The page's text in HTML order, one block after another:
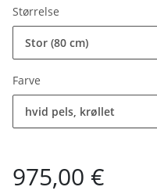
Størrelse
Stor (80 cm)
Farve
hvid pels, krøllet
975,00 €